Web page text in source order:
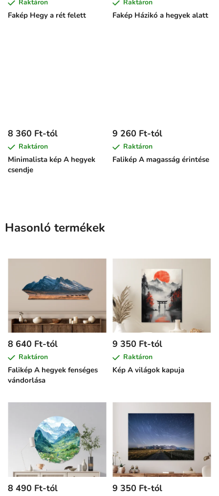
Fakép Hegy a rét felett
Raktáron
Fakép Házikó a hegyek alatt
Raktáron
Minimalista kép A hegyek
csendje
8 360 Ft-tól
Raktáron
Falikép A magasság érintése
9 260 Ft-tól
Raktáron
Hasonló termékek
Falikép A hegyek fenséges
vándorlása
8 640 Ft-tól
Raktáron
Kép A világok kapuja
9 350 Ft-tól
Raktáron
8 490 Ft-tól 9 350 Ft-tól